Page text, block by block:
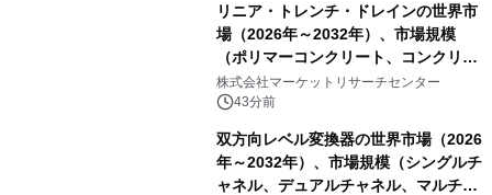
リニア・トレンチ・ドレインの世界市
場（2026年～2032年）、市場規模
（ポリマーコンクリート、コンクリー
ト、プラスチック、金属）・分析レポ
ートを発表
株式会社マーケットリサーチセンター
43分前
双方向レベル変換器の世界市場（2026
年～2032年）、市場規模（シングルチ
ャネル、デュアルチャネル、マルチチ